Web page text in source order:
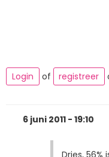
Login
of registreer
6 juni 2011 - 19:10